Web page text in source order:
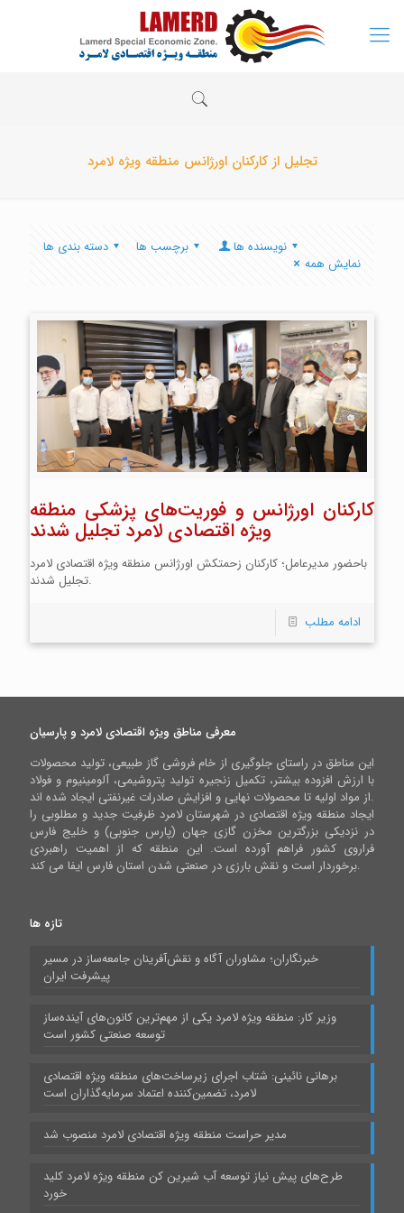
تجلیل از کارکنان اورژانس منطقه ویژه لامرد
دسته بندی ها برچسب ها
نویسنده ها
نمایش همه
کارکنان اورژانس و فوریت‌های پزشکی منطقه
ویژه اقتصادی لامرد تجلیل شدند
باحضور مدیرعامل؛ کارکنان زحمتکش اورژانس منطقه ویژه اقتصادی لامرد
تجلیل شدند.
ادامه مطلب
معرفی مناطق ویژه اقتصادی لامرد و پارسیان
این مناطق در راستای جلوگیری از خام فروشی گاز طبیعی، تولید محصولات
با ارزش افزوده بیشتر، تکمیل زنجیره تولید پتروشیمی، آلومینیوم و فولاد
از مواد اولیه تا محصولات نهایی و افزایش صادرات غیرنفتی ایجاد شده اند.
ایجاد منطقه ویژه اقتصادی در شهرستان لامرد ظرفیت جدید و مطلوبی را
در نزدیکی بزرگترین مخزن گازی جهان (پارس جنوبی) و خلیج فارس
فراروی کشور فراهم آورده است. این منطقه که از اهمیت راهبردی
برخوردار است و نقش بارزی در صنعتی شدن استان فارس ایفا می کند.
تازه ها
خبرنگاران؛ مشاوران آگاه و نقش‌آفرینان جامعه‌ساز در مسیر
پیشرفت ایران
وزیر کار: منطقه ویژه لامرد یکی از مهم‌ترین کانون‌های آینده‌ساز
توسعه صنعتی کشور است
برهانی نائینی: شتاب اجرای زیرساخت‌های منطقه ویژه اقتصادی
لامرد، تضمین‌کننده اعتماد سرمایه‌گذاران است
مدیر حراست منطقه ویژه اقتصادی لامرد منصوب شد
طرح‌های پیش نیاز توسعه آب شیرین کن منطقه ویژه لامرد کلید
خورد